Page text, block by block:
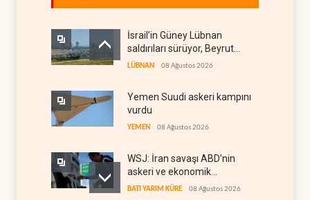
İsrail’in Güney Lübnan
saldırıları sürüyor, Beyrut
suskun
LÜBNAN 08 Ağustos 2026
Yemen Suudi askeri kampını
vurdu
YEMEN 08 Ağustos 2026
WSJ: İran savaşı ABD’nin
askeri ve ekonomik
kaynaklarını tüketiyor
BATI YARIM KÜRE 08 Ağustos 2026